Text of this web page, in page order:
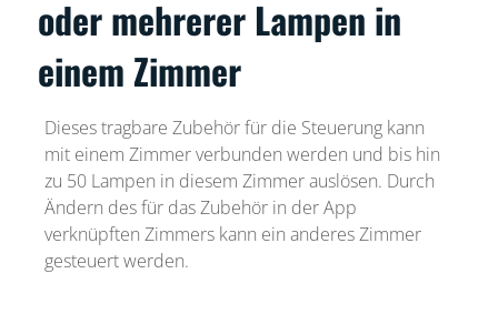
oder mehrerer Lampen in
einem Zimmer
Dieses tragbare Zubehör für die Steuerung kann
mit einem Zimmer verbunden werden und bis hin
zu 50 Lampen in diesem Zimmer auslösen. Durch
Ändern des für das Zubehör in der App
verknüpften Zimmers kann ein anderes Zimmer
gesteuert werden.